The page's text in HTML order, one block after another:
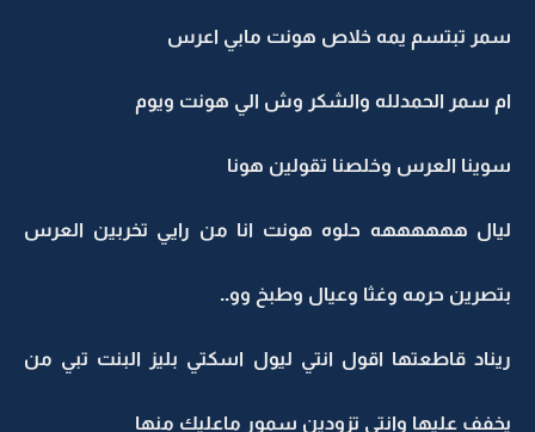
سمر تبتسم يمه خلاص هونت مابي اعرس
ام سمر الحمدلله والشكر وش الي هونت ويوم
سوينا العرس وخلصنا تقولين هونا
ليال ههههههه حلوه هونت انا من رايي تخربين العرس
بتصرين حرمه وغثا وعيال وطبخ وو..
ريناد قاطعتها اقول انتي ليول اسكتي بليز البنت تبي من
يخفف عليها وانتي تزودين سمور ماعليك منها